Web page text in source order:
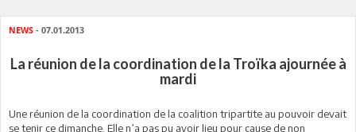
NEWS - 07.01.2013
La réunion de la coordination de la Troïka ajournée à
mardi
Une réunion de la coordination de la coalition tripartite au pouvoir devait
se tenir ce dimanche. Elle n’a pas pu avoir lieu pour cause de non